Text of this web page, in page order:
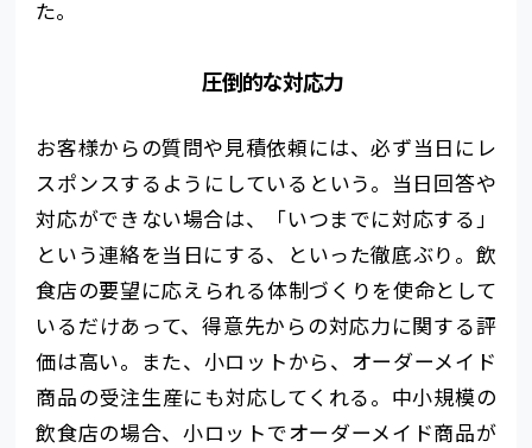
た。
圧倒的な対応力
お客様からの質問や見積依頼には、必ず当日にレ
スポンスするようにしているという。当日回答や
対応ができない場合は、「いつまでに対応する」
という連絡を当日にする、といった徹底ぶり。飲
食店の要望に応えられる体制づくりを使命として
いるだけあって、得意先からの対応力に関する評
価は高い。また、小ロットから、オーダーメイド
商品の受注生産にも対応してくれる。中小規模の
飲食店の場合、小ロットでオーダーメイド商品が